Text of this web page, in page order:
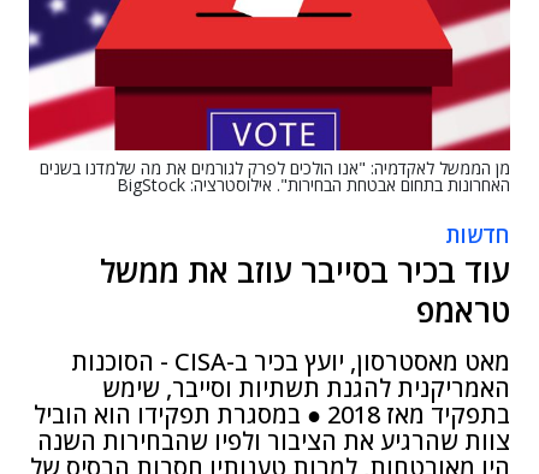
מן הממשל לאקדמיה: "אנו הולכים לפרק לגורמים את מה שלמדנו בשנים
האחרונות בתחום אבטחת הבחירות". אילוסטרציה: BigStock
חדשות
עוד בכיר בסייבר עוזב את ממשל
טראמפ
מאט מאסטרסון, יועץ בכיר ב-CISA - הסוכנות
האמריקנית להגנת תשתיות וסייבר, שימש
בתפקיד מאז 2018 ● במסגרת תפקידו הוא הוביל
צוות שהרגיע את הציבור ולפיו שהבחירות השנה